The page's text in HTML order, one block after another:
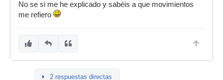
No se si me he explicado y sabéis a que movimientos
me refiero
2 respuestas directas